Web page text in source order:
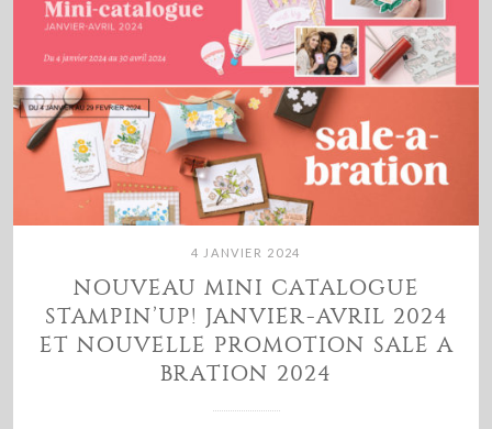
4 JANVIER 2024
NOUVEAU MINI CATALOGUE
STAMPIN’UP! JANVIER-AVRIL 2024
ET NOUVELLE PROMOTION SALE A
BRATION 2024